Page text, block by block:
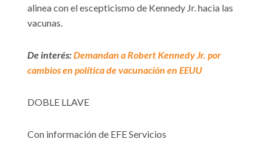
alinea con el escepticismo de Kennedy Jr. hacia las
vacunas.
De interés:Demandan a Robert Kennedy Jr. por
cambios en política de vacunación en EEUU
DOBLE LLAVE
Con información de EFE Servicios